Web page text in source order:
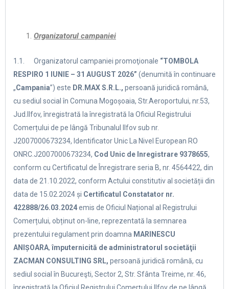
Organizatorul campaniei
1.1. Organizatorul campaniei promoţionale “TOMBOLA
RESPIRO 1 IUNIE – 31 AUGUST 2026” (denumită în continuare
„Campania”) este DR.MAX S.R.L., persoană juridică română,
cu sediul social în Comuna Mogoșoaia, Str.Aeroportului, nr.53,
Jud.Ilfov, înregistrată la înregistrată la Oficiul Registrului
Comerțului de pe lângă Tribunalul Ilfov sub nr.
J2007000673234, Identificator Unic La Nivel European RO
ONRC.J2007000673234, Cod Unic de Inregistrare 9378655,
conform cu Certificatul de Înregistrare seria B, nr. 4564422, din
data de 21.10.2022, conform Actului constitutiv al societății din
data de 15.02.2024 și Certificatul Constatator nr.
422888/26.03.2024emis de Oficiul Național al Registrului
Comerțului, obținut on-line, reprezentată la semnarea
prezentului regulament prin doamna MARINESCU
ANIȘOARA,împuternicită de administratorul societăţii
ZACMAN CONSULTING SRL, persoană juridică română, cu
sediul social în Bucureşti, Sector 2, Str. Sfânta Treime, nr. 46,